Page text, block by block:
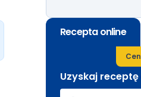
Recepta online
Uzyskaj